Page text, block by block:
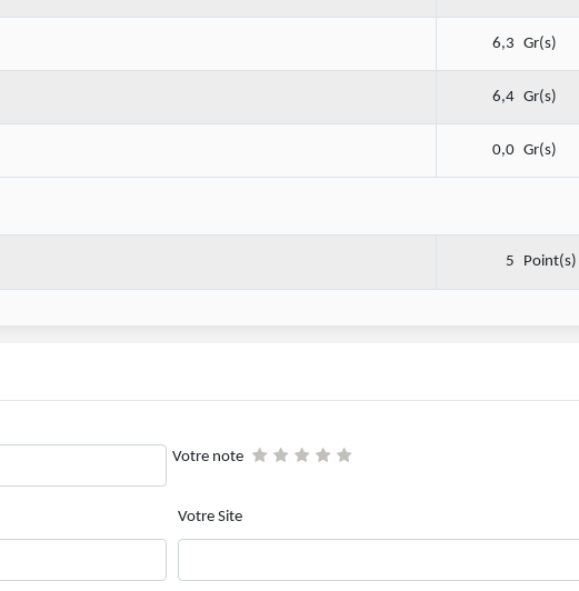
6,3 Gr(s)
6,4 Gr(s)
0,0 Gr(s)
5 Point(s)
Votre note
Votre Site